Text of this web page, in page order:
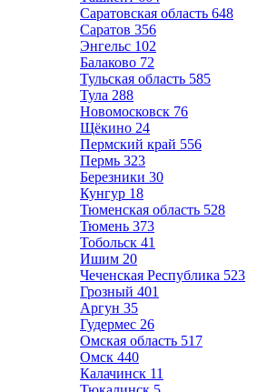
Саратовская область 648
Саратов 356
Энгельс 102
Балаково 72
Тульская область 585
Тула 288
Новомосковск 76
Щёкино 24
Пермский край 556
Пермь 323
Березники 30
Кунгур 18
Тюменская область 528
Тюмень 373
Тобольск 41
Ишим 20
Чеченская Республика 523
Грозный 401
Аргун 35
Гудермес 26
Омская область 517
Омск 440
Калачинск 11